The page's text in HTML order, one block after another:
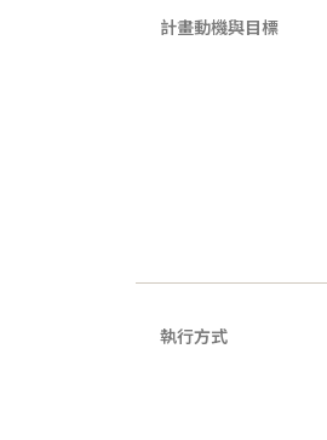
計畫動機與目標
執行方式